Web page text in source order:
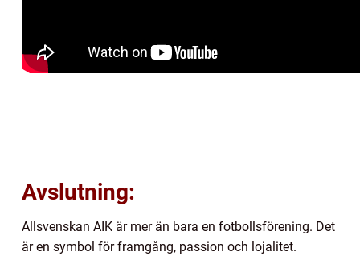
Avslutning:
Allsvenskan AIK är mer än bara en fotbollsförening. Det
är en symbol för framgång, passion och lojalitet.